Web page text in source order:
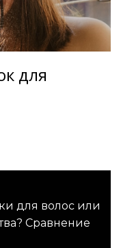
для
для волос или
Сравнение